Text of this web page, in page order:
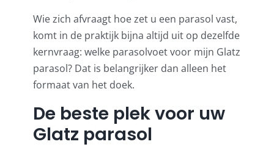
Wie zich afvraagt hoe zet u een parasol vast,
komt in de praktijk bijna altijd uit op dezelfde
kernvraag: welke parasolvoet voor mijn Glatz
parasol? Dat is belangrijker dan alleen het
formaat van het doek.
De beste plek voor uw
Glatz parasol